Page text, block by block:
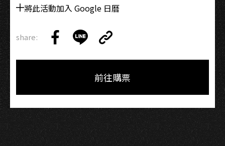
將此活動加入 Google 日曆
share:
on
on
Link
Copy
前往購票